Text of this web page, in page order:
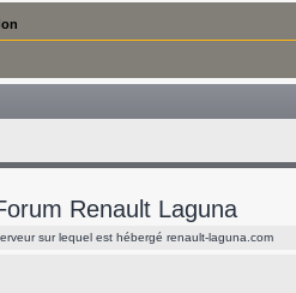
Renault Laguna
sur lequel est hébergé renault-laguna.com